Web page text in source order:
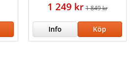
1 249 kr 1 849 kr
Info Köp